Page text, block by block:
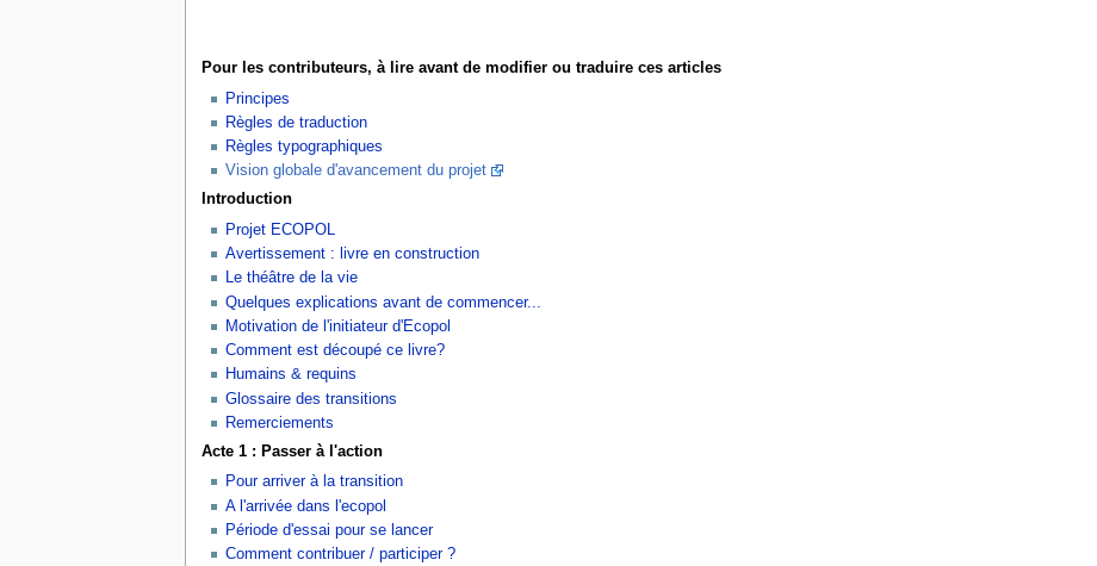
Pour les contributeurs, à lire avant de modifier ou traduire ces articles
Principes
Règles de traduction
Règles typographiques
Vision globale d'avancement du projet
Introduction
Projet ECOPOL
Avertissement : livre en construction
Le théâtre de la vie
Quelques explications avant de commencer...
Motivation de l'initiateur d'Ecopol
Comment est découpé ce livre?
Humains & requins
Glossaire des transitions
Remerciements
Acte 1 : Passer à l'action
Pour arriver à la transition
A l'arrivée dans l'ecopol
Période d'essai pour se lancer
Comment contribuer / participer ?